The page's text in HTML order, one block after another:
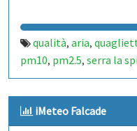
qualità, aria,
pm10, pm2.5, serra la
iMeteo Falcade